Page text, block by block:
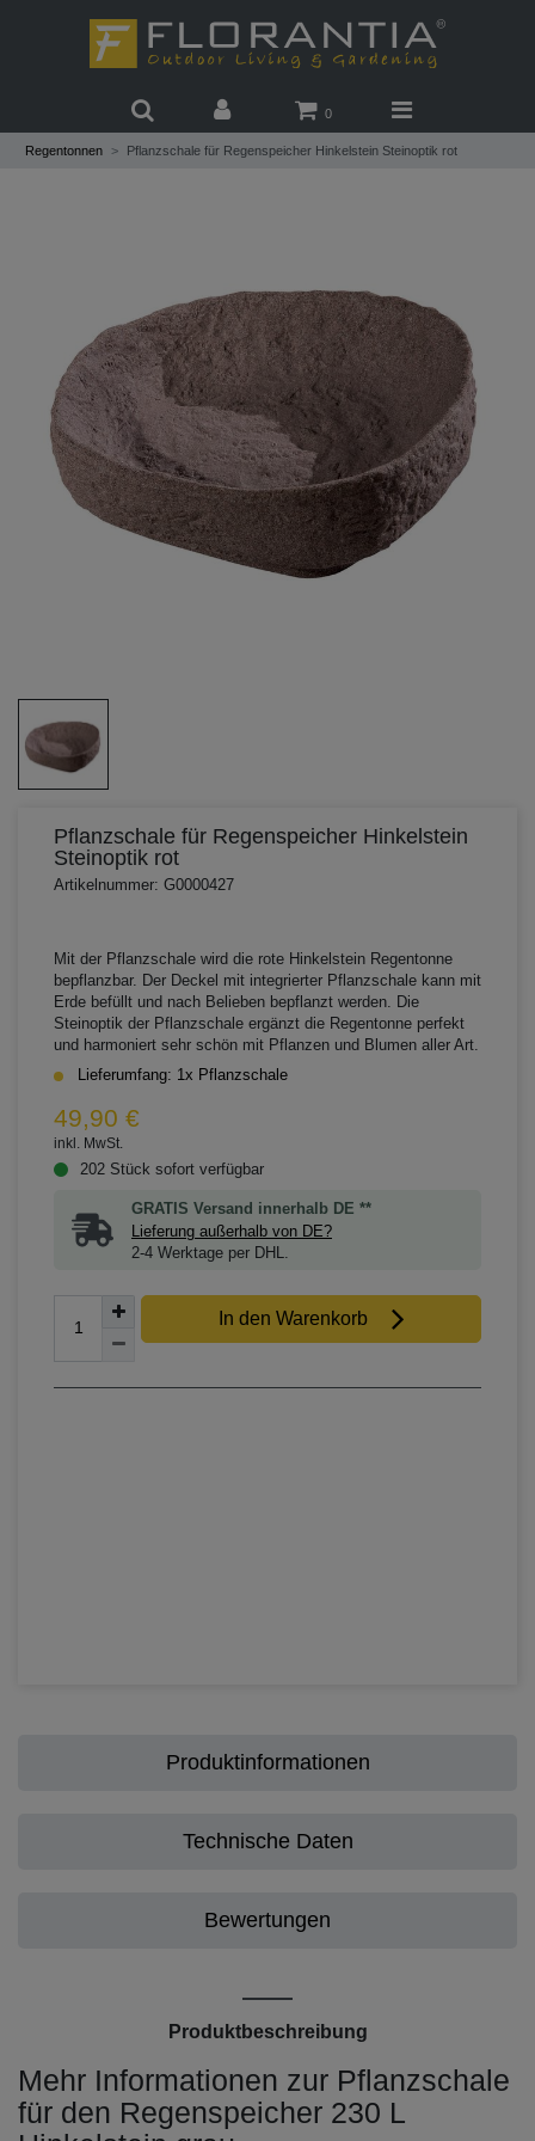
0
Regentonnen Pflanzschale für Regenspeicher Hinkelstein Steinoptik rot
Pflanzschale für Regenspeicher Hinkelstein
Steinoptik rot
Artikelnummer: G0000427
Mit der Pflanzschale wird die rote Hinkelstein Regentonne
bepflanzbar. Der Deckel mit integrierter Pflanzschale kann mit
Erde befüllt und nach Belieben bepflanzt werden. Die
Steinoptik der Pflanzschale ergänzt die Regentonne perfekt
und harmoniert sehr schön mit Pflanzen und Blumen aller Art.
Lieferumfang: 1x Pflanzschale
49,90 €
inkl. MwSt.
202 Stück sofort verfügbar
GRATIS Versand innerhalb DE **
Lieferung außerhalb von DE?
2-4 Werktage per DHL.
In den Warenkorb
Produktinformationen
Technische Daten
Bewertungen
Produktbeschreibung
Mehr Informationen zur Pflanzschale
für den Regenspeicher 230 L